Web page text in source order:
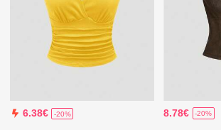
6.38€ -20% 8.78€ -20%